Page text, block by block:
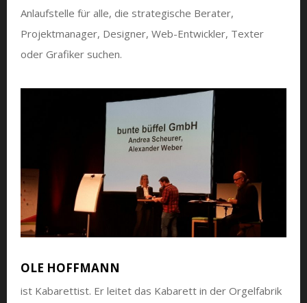
Anlaufstelle für alle, die strategische Berater,
Projektmanager, Designer, Web-Entwickler, Texter
oder Grafiker suchen.
OLE HOFFMANN
ist Kabarettist. Er leitet das Kabarett in der Orgelfabrik